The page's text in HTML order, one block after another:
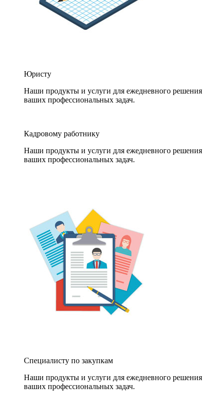
Юристу
Наши продукты и услуги для ежедневного решения
ваших профессиональных задач.
Кадровому работнику
Наши продукты и услуги для ежедневного решения
ваших профессиональных задач.
Специалисту по закупкам
Наши продукты и услуги для ежедневного решения
ваших профессиональных задач.